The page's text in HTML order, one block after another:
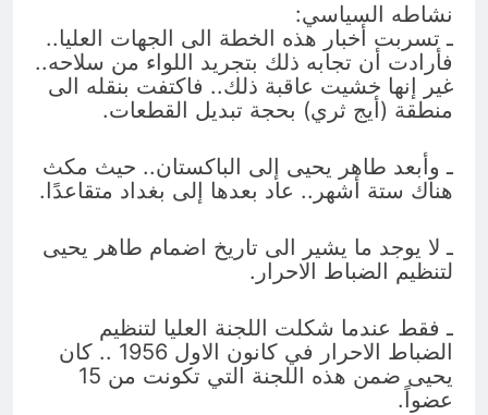
نشاطه السياسي:
ـ تسربت أخبار هذه الخطة الى الجهات العليا..
فأرادت أن تجابه ذلك بتجريد اللواء من سلاحه..
غير إنها خشيت عاقبة ذلك.. فاكتفت بنقله الى
منطقة (أيج ثري) بحجة تبديل القطعات.
ـ وأبعد طاهر يحيى إلى الباكستان.. حيث مكث
هناك ستة أشهر.. عاد بعدها إلى بغداد متقاعدًا.
ـ لا يوجد ما يشير الى تاريخ اضمام طاهر يحيى
لتنظيم الضباط الاحرار.
ـ فقط عندما شكلت اللجنة العليا لتنظيم
الضباط الاحرار في كانون الاول 1956 .. كان
يحيى ضمن هذه اللجنة التي تكونت من 15
عضواً.